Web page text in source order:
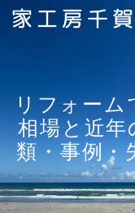
リフォーム
相場と近年
類・事例・